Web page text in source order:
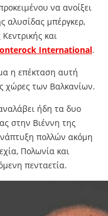
να ανοίξει
αλυσίδας μπέργκερ,
και
International.
η επέκταση αυτή
χώρες των Βαλκανίων.
ήδη τα δυο
στην Βιέννη της
πολλών ακόμη
Πολωνία και
πενταετία.